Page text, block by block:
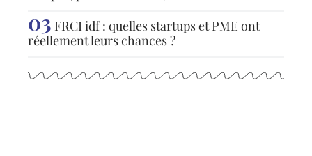
FRCI idf : quelles startups et PME ont
réellement leurs chances ?